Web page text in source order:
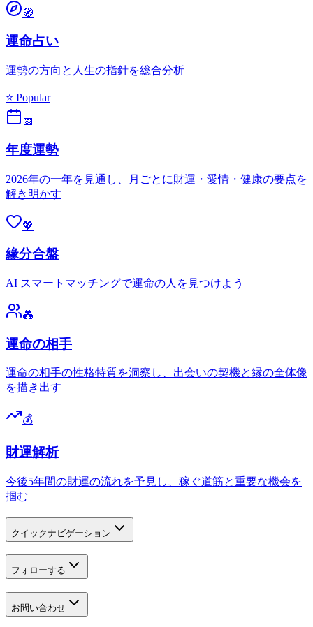
🧭
運命占い
運勢の方向と人生の指針を総合分析
⭐ Popular
📅
年度運勢
2026年の一年を見通し、月ごとに財運・愛情・健康の要点を
解き明かす
💖
緣分合盤
AI スマートマッチングで運命の人を見つけよう
💑
運命の相手
運命の相手の性格特質を洞察し、出会いの契機と縁の全体像
を描き出す
💰
財運解析
今後5年間の財運の流れを予見し、稼ぐ道筋と重要な機会を
掴む
クイックナビゲーション
フォローする
お問い合わせ